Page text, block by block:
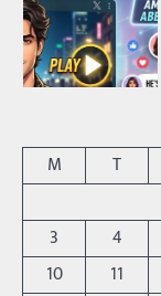
4 M
T
3
4
10
11